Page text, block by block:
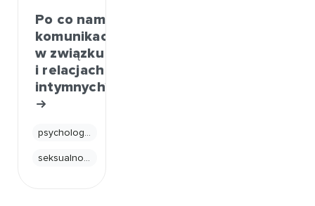
Po co nam
komunikacja
w związku
i relacjach
intymnych?
psychologia
seksualność